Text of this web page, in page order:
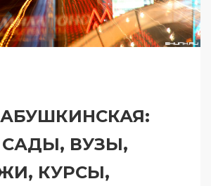
ВУЗЫ,
КУРСЫ,